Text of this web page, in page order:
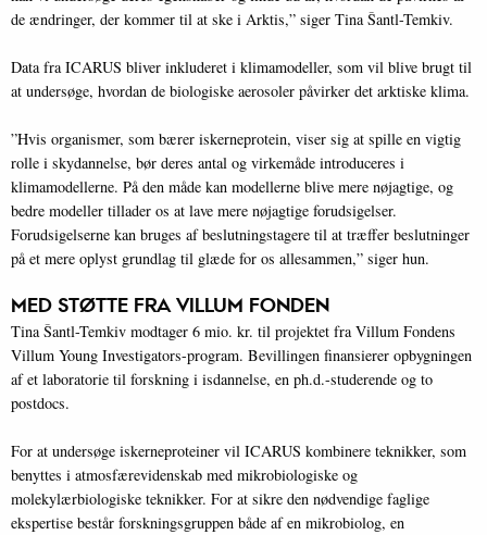
de ændringer, der kommer til at ske i Arktis,” siger Tina Šantl-Temkiv.
Data fra ICARUS bliver inkluderet i klimamodeller, som vil blive brugt til
at undersøge, hvordan de biologiske aerosoler påvirker det arktiske klima.
”Hvis organismer, som bærer iskerneprotein, viser sig at spille en vigtig
rolle i skydannelse, bør deres antal og virkemåde introduceres i
klimamodellerne. På den måde kan modellerne blive mere nøjagtige, og
bedre modeller tillader os at lave mere nøjagtige forudsigelser.
Forudsigelserne kan bruges af beslutningstagere til at træffer beslutninger
på et mere oplyst grundlag til glæde for os allesammen,” siger hun.
MED STØTTE FRA VILLUM FONDEN
Tina Šantl-Temkiv modtager 6 mio. kr. til projektet fra Villum Fondens
Villum Young Investigators-program. Bevillingen finansierer opbygningen
af ​​et laboratorie til forskning i isdannelse, en ph.d.-studerende og to
postdocs.
For at undersøge iskerneproteiner vil ICARUS kombinere teknikker, som
benyttes i atmosfærevidenskab med mikrobiologiske og
molekylærbiologiske teknikker. For at sikre den nødvendige faglige
ekspertise består forskningsgruppen både af en mikrobiolog, en